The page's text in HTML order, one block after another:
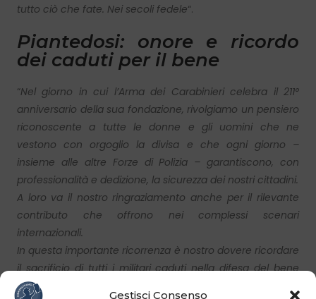
Gestisci Consenso
tutto ciò che fate. Nei secoli fedele“.
Piantedosi: onore e ricordo
dei caduti per il bene
“Nel giorno in cui l’Arma dei Carabinieri celebra il 211°
anniversario della sua fondazione, rivolgiamo un pensiero
riconoscente a tutte le donne e gli uomini che ne
vestono con orgoglio la divisa e che ogni giorno –
insieme alle altre Forze di Polizia – garantiscono, con
professionalità e dedizione, la sicurezza dei nostri cittadini.
A loro va il nostro ringraziamento anche per il rilevante
contributo che offrono nei complessi scenari
internazionali.
In questa importante ricorrenza è nostro dovere ricordare
il sacrificio di tutti i militari caduti nella difesa del bene
comune. Oggi ci stringiamo alla grande comunità dei